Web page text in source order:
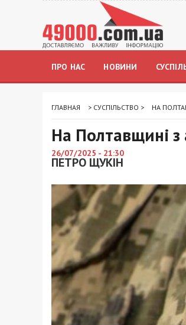
ПРО НАС НОВИНИ
ГЛАВНАЯ > СУСПІЛЬСТВО > НА
На Полтавщині з
26/07/2025 - 21:30
ПЕТРО ЩУКІН